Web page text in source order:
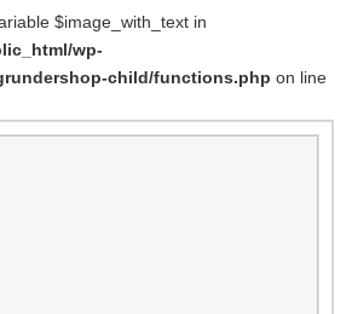
$image_with_text in
wp-
child/functions.php on line